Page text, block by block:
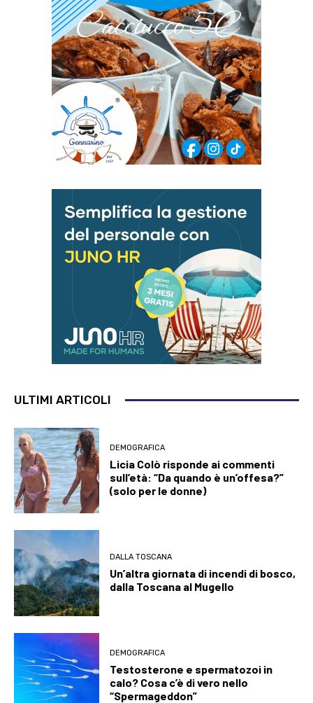
ULTIMI ARTICOLI
DEMOGRAFICA
Licia Colò risponde ai commenti
sull’età: “Da quando è un’offesa?”
(solo per le donne)
DALLA TOSCANA
Un’altra giornata di incendi di bosco,
dalla Toscana al Mugello
DEMOGRAFICA
Testosterone e spermatozoi in
calo? Cosa c’è di vero nello
“Spermageddon”